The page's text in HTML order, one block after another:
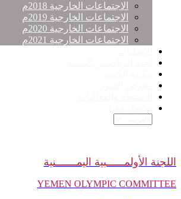
الاجتماعات الخارجية 2018م
الاجتماعات الخارجية 2019م
الاجتماعات الخارجية 2020م
الاجتماعات الخارجية 2021م
اللجنة الأولمــــــبية اليمـــــــنية
YEMEN OLYMPIC COMMITTEE